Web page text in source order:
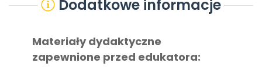
Dodatkowe informacje
Materiały dydaktyczne
zapewnione przed edukatora: